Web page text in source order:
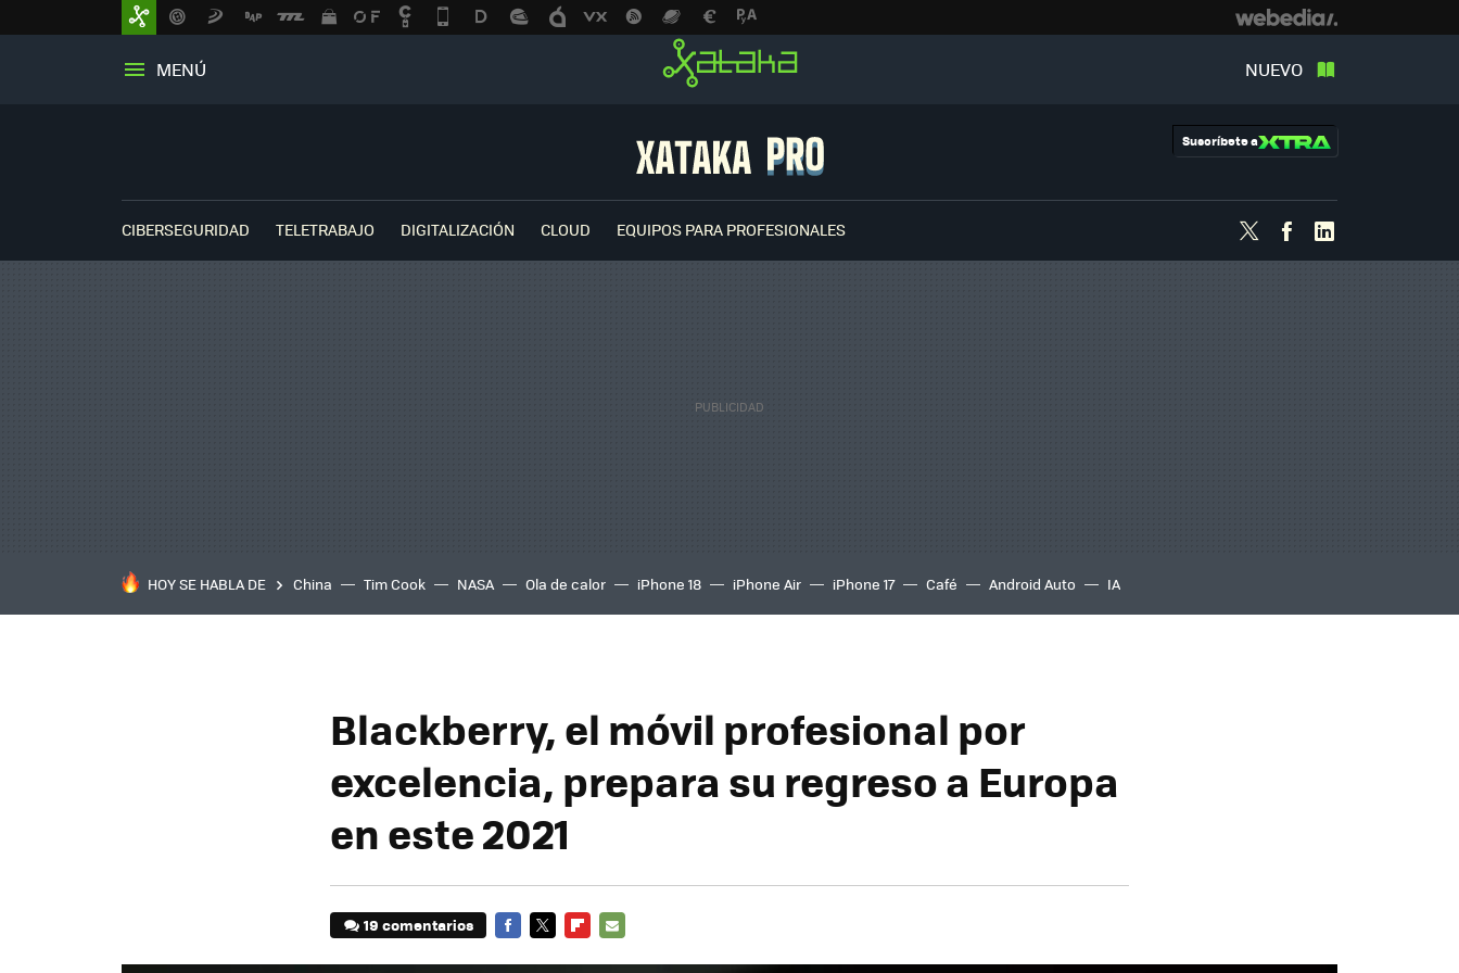
MENÚ NUEVO
Suscríbete a
CIBERSEGURIDAD TELETRABAJO DIGITALIZACIÓN CLOUD EQUIPOS PARA PROFESIONALES TwitterFacebook
HOY SE HABLA DE China Tim Cook NASA Ola de calor iPhone 18 iPhone Air iPhone 17 Café Android Auto IA
Blackberry, el móvil profesional por
excelencia, prepara su regreso a Europa
en este 2021
19 comentarios